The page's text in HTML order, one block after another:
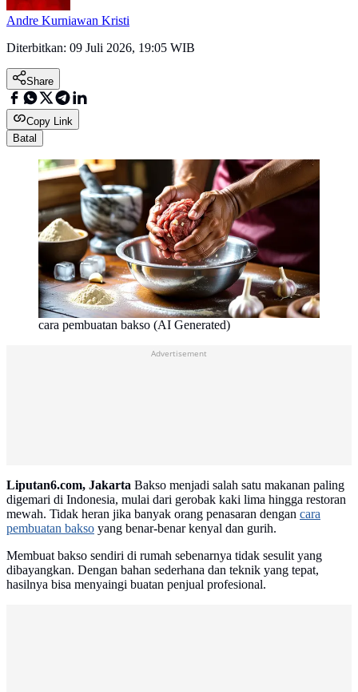
Andre Kurniawan Kristi
Diterbitkan: 09 Juli 2026, 19:05 WIB
Share
Copy Link
Batal
cara pembuatan bakso (AI Generated)
Liputan6.com, Jakarta Bakso menjadi salah satu makanan paling
digemari di Indonesia, mulai dari gerobak kaki lima hingga restoran
mewah. Tidak heran jika banyak orang penasaran dengan cara
pembuatan bakso yang benar-benar kenyal dan gurih.
Membuat bakso sendiri di rumah sebenarnya tidak sesulit yang
dibayangkan. Dengan bahan sederhana dan teknik yang tepat,
hasilnya bisa menyaingi buatan penjual profesional.